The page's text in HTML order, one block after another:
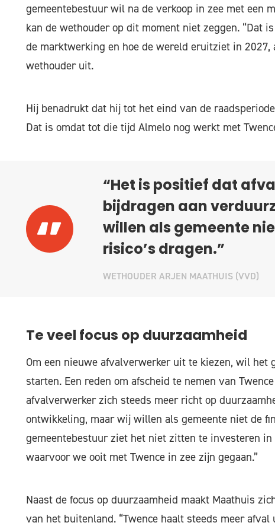
gemeentebestuur wil na de verkoop in zee met een
kan de wethouder op dit moment niet zeggen. “Dat
de marktwerking en hoe de wereld eruitziet in 2027,
wethouder uit.
Hij benadrukt dat hij tot het eind van de
Dat is omdat tot die tijd Almelo nog werkt met
“Het is positief dat
bijdragen aan
willen als gemeente
risico’s dragen.”
WETHOUDER ARJEN MAATHUIS (VVD)
Te veel focus op duurzaamheid
Om een nieuwe afvalverwerker uit te kiezen, wil het
starten. Een reden om afscheid te nemen van
afvalverwerker zich steeds meer richt op
ontwikkeling, maar wij willen als gemeente niet de
gemeentebestuur ziet het niet zitten te investeren
waarvoor we ooit met Twence in zee zijn gegaan.”
Naast de focus op duurzaamheid maakt Maathuis
van het buitenland. “Twence haalt steeds meer